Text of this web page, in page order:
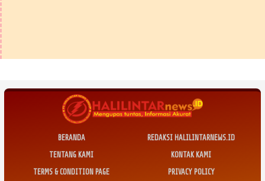
BERANDA
REDAKSI HALILINTARNEWS.ID
TENTANG KAMI
KONTAK KAMI
TERMS & CONDITION PAGE
PRIVACY POLICY